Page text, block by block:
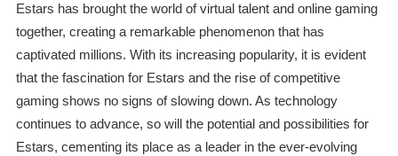
Estars has brought the world of virtual talent and online gaming
together, creating a remarkable phenomenon that has
captivated millions. With its increasing popularity, it is evident
that the fascination for Estars and the rise of competitive
gaming shows no signs of slowing down. As technology
continues to advance, so will the potential and possibilities for
Estars, cementing its place as a leader in the ever-evolving